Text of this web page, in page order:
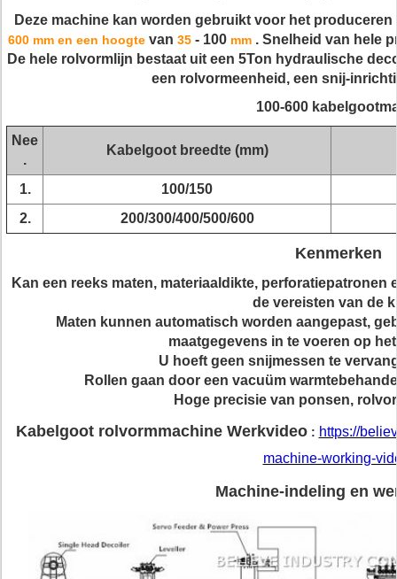
Deze machine kan worden gebruikt voor het
600 mm en een hoogtevan 35- 100 mm. Snelheid van hele
De hele rolvormlijn bestaat uit een 5Ton hydraulische
een rolvormeenheid, een snij-
100-600
Nee
.
Kabelgoot breedte (mm)
1.
100/150
2.
200/300/400/500/600
Kenmerken
Kan een reeks maten, materiaaldikte,
de vereisten van de
Maten kunnen automatisch worden aangepast,
maatgegevens in te voeren op
U hoeft geen snijmessen te
Rollen gaan door een vacuüm
Hoge precisie van ponsen,
Kabelgoot rolvormmachine Werkvideo: https://
machine-working-
Machine-indeling en